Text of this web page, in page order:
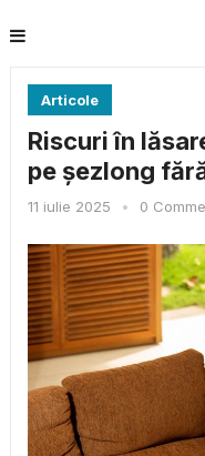
Articole
Riscuri în
pe șezlong
11 iulie 2025 • 0